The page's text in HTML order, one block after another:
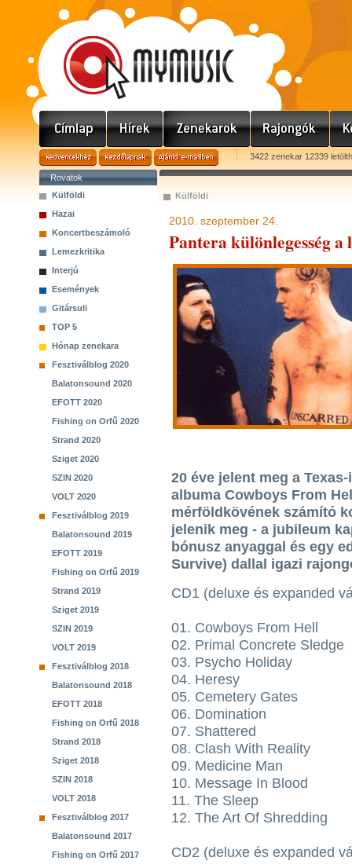
3422 zenekar 12339
Rovatok
Külföldi
Hazai
Koncertbeszámoló
Lemezkritika
Interjú
Események
Gitársuli
TOP 5
Hónap zenekara
Fesztiválblog 2020
Balatonsound 2020
EFOTT 2020
Fishing on Orfű 2020
Strand 2020
Sziget 2020
SZIN 2020
VOLT 2020
Fesztiválblog 2019
Balatonsound 2019
EFOTT 2019
Fishing on Orfű 2019
Strand 2019
Sziget 2019
SZIN 2019
VOLT 2019
Fesztiválblog 2018
Balatonsound 2018
EFOTT 2018
Fishing on Orfű 2018
Strand 2018
Sziget 2018
SZIN 2018
VOLT 2018
Fesztiválblog 2017
Balatonsound 2017
Fishing on Orfű 2017
Külföldi
2010. szeptember 24.
Pantera különlegesség
20 éve jelent meg a
albuma Cowboys From
mérföldkövének számító
jelenik meg - a jubileum
bónusz anyaggal és egy
Survive) dallal igazi
CD1 (deluxe és expanded
01. Cowboys From Hell
02. Primal Concrete Sledge
03. Psycho Holiday
04. Heresy
05. Cemetery Gates
06. Domination
07. Shattered
08. Clash With Reality
09. Medicine Man
10. Message In Blood
11. The Sleep
12. The Art Of Shredding
CD2 (deluxe és expanded